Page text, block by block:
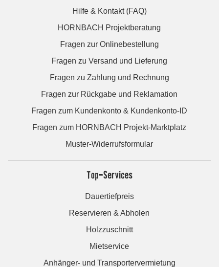
Hilfe & Kontakt (FAQ)
HORNBACH Projektberatung
Fragen zur Onlinebestellung
Fragen zu Versand und Lieferung
Fragen zu Zahlung und Rechnung
Fragen zur Rückgabe und Reklamation
Fragen zum Kundenkonto & Kundenkonto-ID
Fragen zum HORNBACH Projekt-Marktplatz
Muster-Widerrufsformular
Top-Services
Dauertiefpreis
Reservieren & Abholen
Holzzuschnitt
Mietservice
Anhänger- und Transportervermietung